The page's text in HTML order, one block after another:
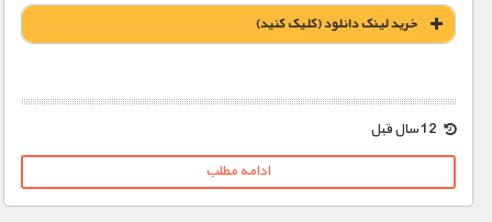
خريد لينک دانلود (کليک کنيد)
1900 تومان – خريد لينک دانلود (افزودن به سبد خريد)
ادامه مطلب